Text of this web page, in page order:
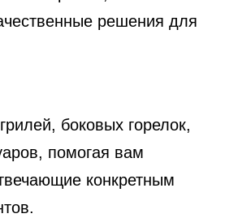
решения для
боковых горелок,
помогая вам
конкретным